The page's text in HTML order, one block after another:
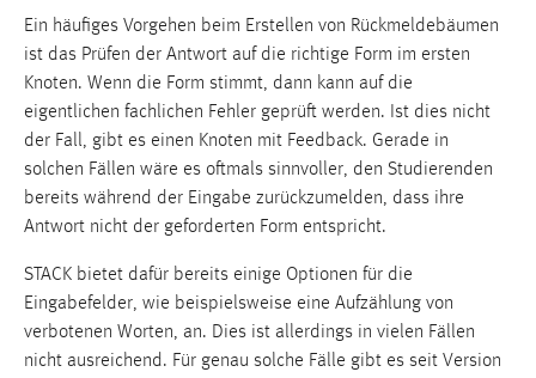
Ein häufiges Vorgehen beim Erstellen von Rückmeldebäumen
ist das Prüfen der Antwort auf die richtige Form im ersten
Knoten. Wenn die Form stimmt, dann kann auf die
eigentlichen fachlichen Fehler geprüft werden. Ist dies nicht
der Fall, gibt es einen Knoten mit Feedback. Gerade in
solchen Fällen wäre es oftmals sinnvoller, den Studierenden
bereits während der Eingabe zurückzumelden, dass ihre
Antwort nicht der geforderten Form entspricht.
STACK bietet dafür bereits einige Optionen für die
Eingabefelder, wie beispielsweise eine Aufzählung von
verbotenen Worten, an. Dies ist allerdings in vielen Fällen
nicht ausreichend. Für genau solche Fälle gibt es seit Version
EXTERNE MEDIEN
Um Inhalte von Videoplattformen und Social Media
Plattformen anzeigen zu können, werden von diesen
externen Medien Cookies gesetzt.
YouTube
Vimeo